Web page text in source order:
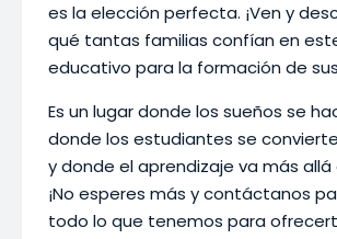
es la elección perfecta. ¡Ven y
qué tantas familias confían en
educativo para la formación de
Es un lugar donde los sueños se
donde los estudiantes se
y donde el aprendizaje va más allá
¡No esperes más y contáctanos
todo lo que tenemos para